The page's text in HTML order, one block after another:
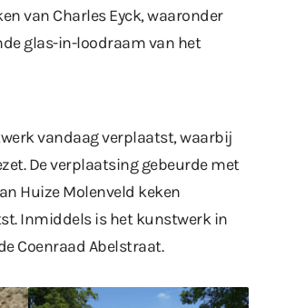
van Charles Eyck, waaronder
glas-in-loodraam van het
vandaag verplaatst, waarbij
De verplaatsing gebeurde met
Huize Molenveld keken
Inmiddels is het kunstwerk in
Coenraad Abelstraat.